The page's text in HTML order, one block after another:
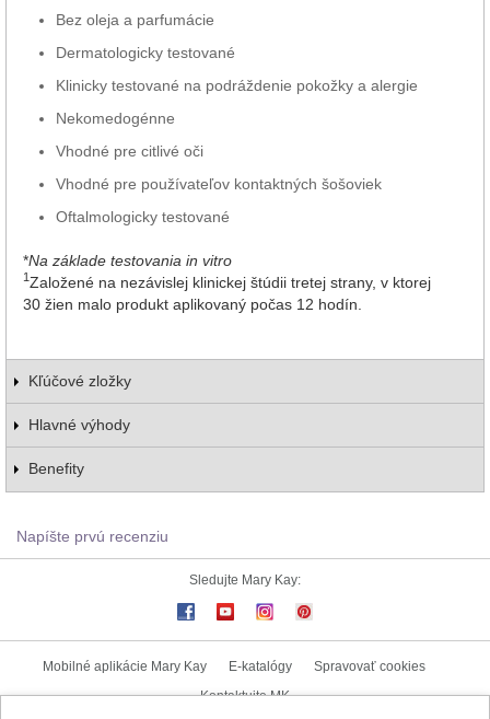
Bez oleja a parfumácie
Dermatologicky testované
Klinicky testované na podráždenie pokožky a alergie
Nekomedogénne
Vhodné pre citlivé oči
Vhodné pre používateľov kontaktných šošoviek
Oftalmologicky testované
*Na základe testovania in vitro
1 Založené na nezávislej klinickej štúdii tretej strany, v ktorej
30 žien malo produkt aplikovaný počas 12 hodín.
Kľúčové zložky
Hlavné výhody
Benefity
Napíšte prvú recenziu
Sledujte Mary Kay:
Mobilné aplikácie Mary Kay E-katalógy
Spravovať cookies
Kontaktujte MK